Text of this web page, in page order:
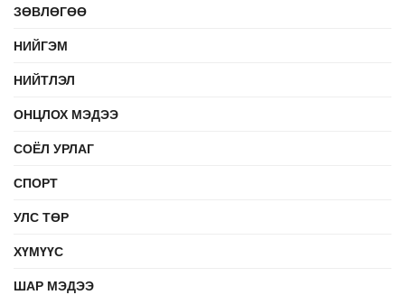
ЗӨВЛӨГӨӨ
НИЙГЭМ
НИЙТЛЭЛ
ОНЦЛОХ МЭДЭЭ
СОЁЛ УРЛАГ
СПОРТ
УЛС ТӨР
ХҮМҮҮС
ШАР МЭДЭЭ